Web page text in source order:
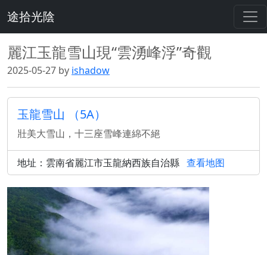
途拾光陰
麗江玉龍雪山現“雲湧峰浮”奇觀
2025-05-27 by ishadow
玉龍雪山 （5A）
壯美大雪山，十三座雪峰連綿不絕
地址：雲南省麗江市玉龍納西族自治縣 查看地图